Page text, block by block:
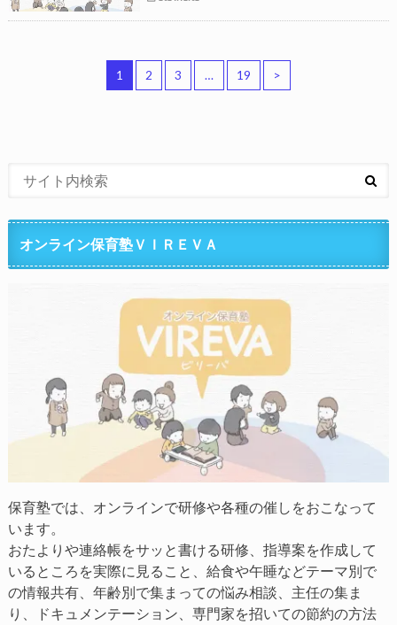
1 2 3 … 19 >
オンライン保育塾ＶＩＲＥＶＡ
保育塾では、オンラインで研修や各種の催しをおこなって
います。
おたよりや連絡帳をサッと書ける研修、指導案を作成して
いるところを実際に見ること、給食や午睡などテーマ別で
の情報共有、年齢別で集まっての悩み相談、主任の集ま
り、ドキュメンテーション、専門家を招いての節約の方法